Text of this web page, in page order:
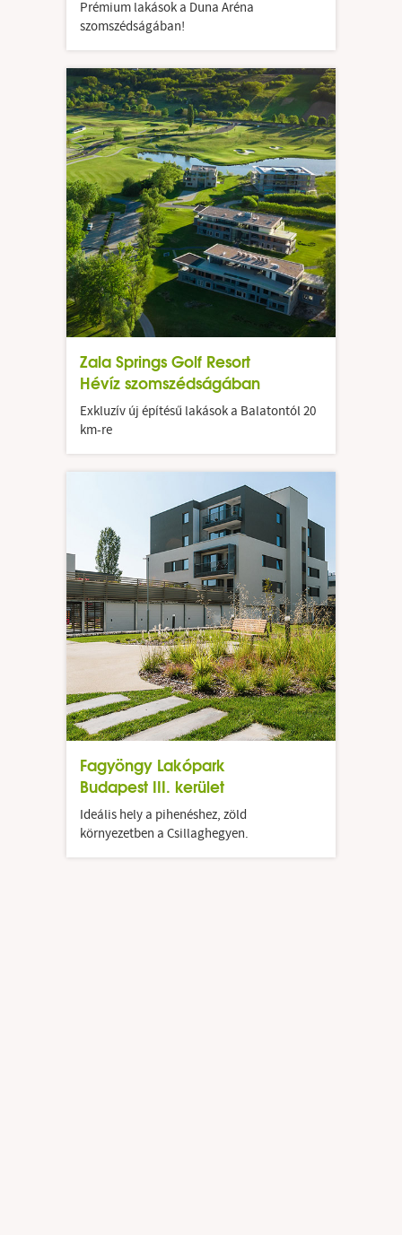
Prémium lakások a Duna Aréna
szomszédságában!
Zala Springs Golf Resort
Hévíz szomszédságában
Exkluzív új építésű lakások a Balatontól 20
km-re
Fagyöngy Lakópark
Budapest III. kerület
Ideális hely a pihenéshez, zöld
környezetben a Csillaghegyen.